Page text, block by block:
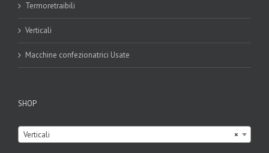
Termoretraibili
Verticali
Macchine confezionatrici Usate
SHOP
×
Verticali